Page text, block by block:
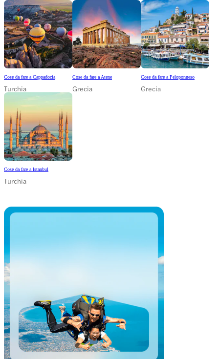
Cose da fare a Cappadocia
Turchia
Cose da fare a Atene
Grecia
Cose da fare a Peloponneso
Grecia
Cose da fare a Istanbul
Turchia